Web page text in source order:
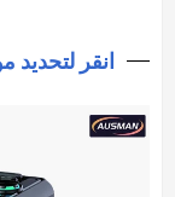
انقر لتحديد